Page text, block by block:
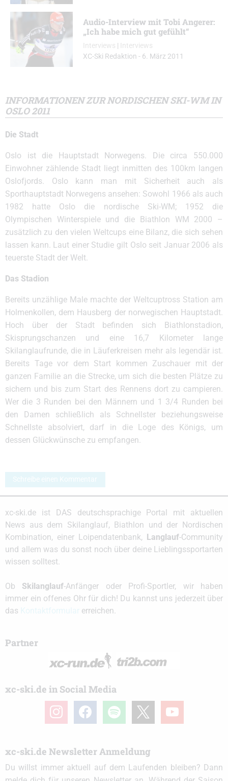
Audio-Interview mit Tobi Angerer:
„Ich habe mich gut gefühlt“
Interviews | Interviews
XC-Ski Redaktion - 6. März 2011
INFORMATIONEN ZUR NORDISCHEN SKI-WM IN
OSLO 2011
Die Stadt
Oslo ist die Hauptstadt Norwegens. Die circa 550.000
Einwohner zählende Stadt liegt inmitten des 100km langen
Oslofjords. Oslo kann man mit Sicherheit auch als
Sporthauptstadt Norwegens ansehen: Sowohl 1966 als auch
1982 hatte Oslo die nordische Ski-WM; 1952 die
Olympischen Winterspiele und die Biathlon WM 2000 –
zusätzlich zu den vielen Weltcups eine Bilanz, die sich sehen
lassen kann. Laut einer Studie gilt Oslo seit Januar 2006 als
teuerste Stadt der Welt.
Das Stadion
Bereits unzählige Male machte der Weltcuptross Station am
Holmenkollen, dem Hausberg der norwegischen Hauptstadt.
Hoch über der Stadt befinden sich Biathlonstadion,
Skisprungschanzen und eine 16,7 Kilometer lange
Skilanglaufrunde, die in Läuferkreisen mehr als legendär ist.
Bereits Tage vor dem Start kommen Zuschauer mit der
ganzen Familie an die Strecke, um sich die besten Plätze zu
sichern und bis zum Start des Rennens dort zu campieren.
Wer die 3 Runden bei den Männern und 1 3/4 Runden bei
den Damen schließlich als Schnellster beziehungsweise
Schnellste absolviert, darf in die Loge des Königs, um
dessen Glückwünsche zu empfangen.
Schreibe einen Kommentar
xc-ski.de ist DAS deutschsprachige Portal mit aktuellen
News aus dem Skilanglauf, Biathlon und der Nordischen
Kombination, einer Loipendatenbank,
Langlauf-Community
und allem was du sonst noch über deine Lieblingssportarten
wissen solltest.
Ob Skilanglauf-Anfänger oder Profi-Sportler, wir haben
immer ein offenes Ohr für dich! Du kannst uns jederzeit über
das
erreichen.
Partner
xc-ski.de in Social Media
instagramfacebook spotify youtube
xc-ski.de Newsletter Anmeldung
Du willst immer aktuell auf dem Laufenden bleiben? Dann